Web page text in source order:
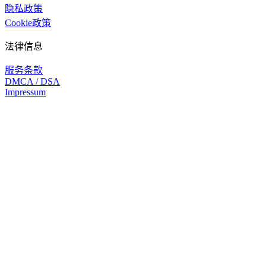
隐私政策
Cookie政策
法律信息
服务条款
DMCA / DSA
Impressum